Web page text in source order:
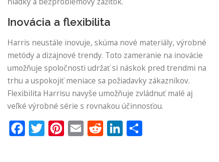
Inovácia a flexibilita
Harris neustále inovuje, skúma nové materiály, výrobné
metódy a dizajnové trendy. Toto zameranie na inovácie
umožňuje spoločnosti udržať si náskok pred trendmi na
trhu a uspokojiť meniace sa požiadavky zákazníkov.
Flexibilita Harrisu navyše umožňuje zvládnuť malé aj
veľké výrobné série s rovnakou účinnosťou.
Facebook
Twitter
Pinterest
EmailRedditLinkedIn